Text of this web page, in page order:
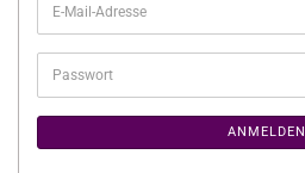
E-
Mail-
Adresse
Passwort
ANMELDEN